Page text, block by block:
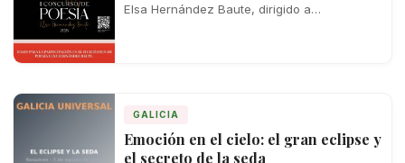
Elsa Hernández Baute, dirigido a
GALICIA
Emoción en el cielo: el gran eclipse y
el secreto de la seda